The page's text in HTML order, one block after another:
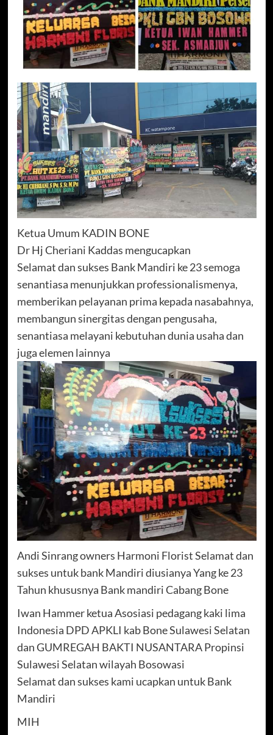
Ketua Umum KADIN BONE
Dr Hj Cheriani Kaddas mengucapkan
Selamat dan sukses Bank Mandiri ke 23 semoga
senantiasa menunjukkan professionalismenya,
memberikan pelayanan prima kepada nasabahnya,
membangun sinergitas dengan pengusaha,
senantiasa melayani kebutuhan dunia usaha dan
juga elemen lainnya
Andi Sinrang owners Harmoni Florist Selamat dan
sukses untuk bank Mandiri diusianya Yang ke 23
Tahun khususnya Bank mandiri Cabang Bone
Iwan Hammer ketua Asosiasi pedagang kaki lima
Indonesia DPD APKLI kab Bone Sulawesi Selatan
dan GUMREGAH BAKTI NUSANTARA Propinsi
Sulawesi Selatan wilayah Bosowasi
Selamat dan sukses kami ucapkan untuk Bank
Mandiri
MIH